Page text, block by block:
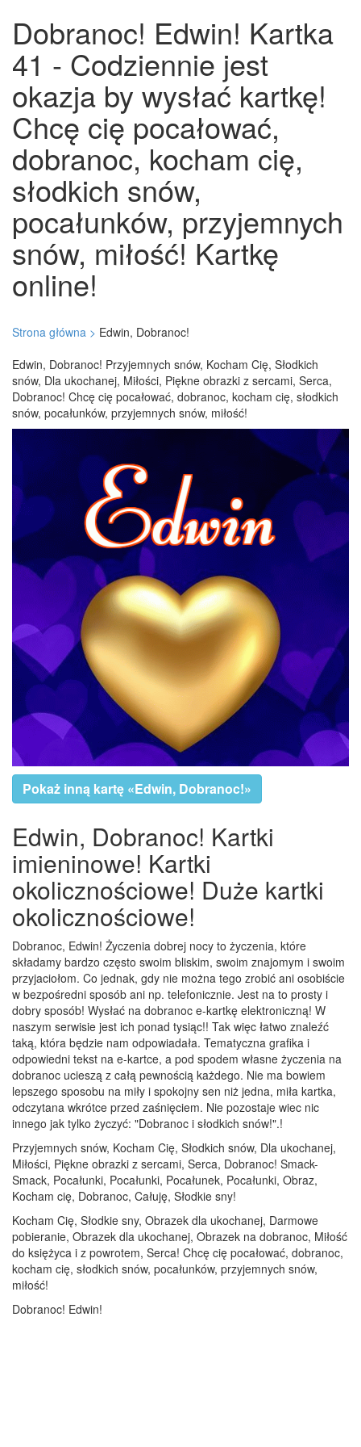
Dobranoc! Edwin! Kartka
41 - Codziennie jest
okazja by wysłać kartkę!
Chcę cię pocałować,
dobranoc, kocham cię,
słodkich snów,
pocałunków, przyjemnych
snów, miłość! Kartkę
online!
Strona główna > Edwin, Dobranoc!
Edwin, Dobranoc! Przyjemnych snów, Kocham Cię, Słodkich
snów, Dla ukochanej, Miłości, Piękne obrazki z sercami, Serca,
Dobranoc! Chcę cię pocałować, dobranoc, kocham cię, słodkich
snów, pocałunków, przyjemnych snów, miłość!
Pokaż inną kartę «Edwin, Dobranoc!»
Edwin, Dobranoc! Kartki
imieninowe! Kartki
okolicznościowe! Duże kartki
okolicznościowe!
Dobranoc, Edwin! Życzenia dobrej nocy to życzenia, które
składamy bardzo często swoim bliskim, swoim znajomym i swoim
przyjaciołom. Co jednak, gdy nie można tego zrobić ani osobiście
w bezpośredni sposób ani np. telefonicznie. Jest na to prosty i
dobry sposób! Wysłać na dobranoc e-kartkę elektroniczną! W
naszym serwisie jest ich ponad tysiąc!! Tak więc łatwo znaleźć
taką, która będzie nam odpowiadała. Tematyczna grafika i
odpowiedni tekst na e-kartce, a pod spodem własne życzenia na
dobranoc ucieszą z całą pewnością każdego. Nie ma bowiem
lepszego sposobu na miły i spokojny sen niż jedna, miła kartka,
odczytana wkrótce przed zaśnięciem. Nie pozostaje wiec nic
innego jak tylko życzyć: "Dobranoc i słodkich snów!".!
Przyjemnych snów, Kocham Cię, Słodkich snów, Dla ukochanej,
Miłości, Piękne obrazki z sercami, Serca, Dobranoc! Smack-
Smack, Pocałunki, Pocałunki, Pocałunek, Pocałunki, Obraz,
Kocham cię, Dobranoc, Całuję, Słodkie sny!
Kocham Cię, Słodkie sny, Obrazek dla ukochanej, Darmowe
pobieranie, Obrazek dla ukochanej, Obrazek na dobranoc, Miłość
do księżyca i z powrotem, Serca! Chcę cię pocałować, dobranoc,
kocham cię, słodkich snów, pocałunków, przyjemnych snów,
miłość!
Dobranoc! Edwin!